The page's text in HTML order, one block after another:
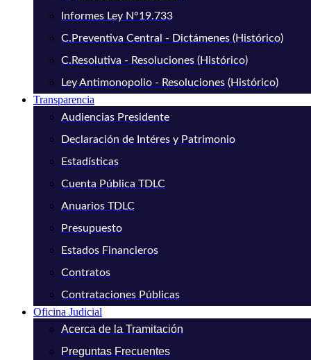
Informes Ley N°19.733
C.Preventiva Central - Dictámenes (Histórico)
C.Resolutiva - Resoluciones (Histórico)
Ley Antimonopolio - Resoluciones (Histórico)
Transparencia
Audiencias Presidente
Declaración de Intéres y Patrimonio
Estadísticas
Cuenta Pública TDLC
Anuarios TDLC
Presupuesto
Estados Financieros
Contratos
Contrataciones Públicas
Oficina Judicial
Acerca de la Tramitación
Preguntas Frecuentes